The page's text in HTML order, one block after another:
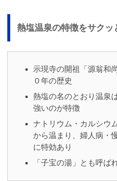
熱塩温泉の特徴をサクッ
示現寺の開祖「源翁和
０年の歴史
熱塩の名のとおり温泉
強いのが特徴
ナトリウム・カルシウ
から温まり、婦人病・
に特効あり
「子宝の湯」とも呼ば